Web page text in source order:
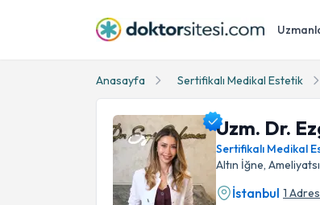
Anasayfa Sertifikalı Medikal Estetik
Uzm. Dr.
Sertifikalı Medikal
Altın İğne,
İstanbul 1 Adres